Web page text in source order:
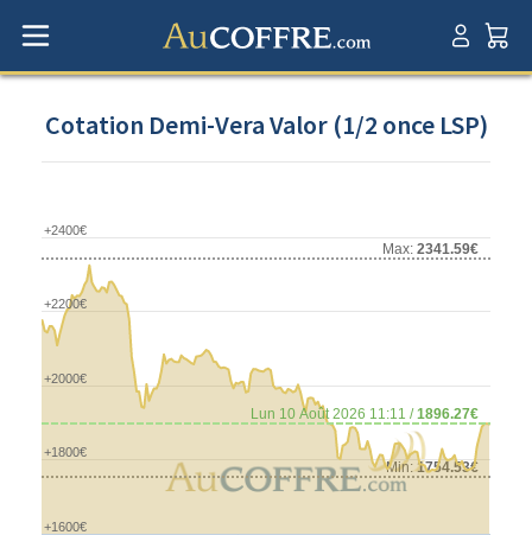
Cotation Demi-Vera Valor (1/2 once LSP)
Min:1754.53€
Max: 2341.59€
Lun 10 Août 2026 11:11 /1896.27€
+1600€
+1800€
+2000€
+2200€
+2400€